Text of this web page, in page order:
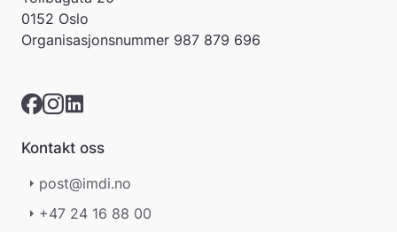
0152 Oslo
Organisasjonsnummer 987 879 696
Kontakt oss
post@imdi.no
+47 24 16 88 00
r
e
r
k
e
å
e
l